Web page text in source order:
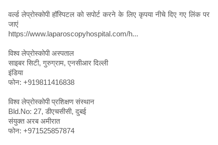
वर्ल्ड लेप्रोस्कोपी हॉस्पिटल को सपोर्ट करने के लिए कृपया नीचे दिए गए लिंक पर
जाएं
https://www.laparoscopyhospital.com/h...
विश्व लेप्रोस्कोपी अस्पताल
साइबर सिटी, गुरुग्राम, एनसीआर दिल्ली
इंडिया
फोन: +919811416838
विश्व लेप्रोस्कोपी प्रशिक्षण संस्थान
Bld.No: 27, डीएचसीसी, दुबई
संयुक्त अरब अमीरात
फोन: +971525857874